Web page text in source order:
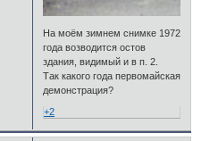
На моём зимнем снимке 1972
года возводится остов
здания, видимый и в п. 2.
Так какого года первомайская
демонстрация?
+2